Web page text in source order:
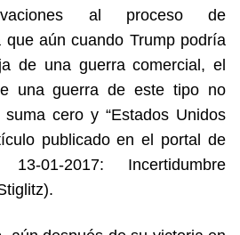
al proceso de
que aún cuando Trump podría
de una guerra comercial, el
una guerra de este tipo no
cero y “Estados Unidos
publicado en el portal de
01-2017: Incertidumbre